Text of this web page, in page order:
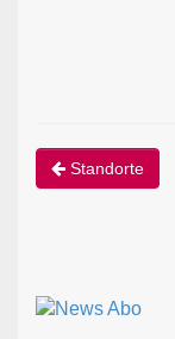
Standorte